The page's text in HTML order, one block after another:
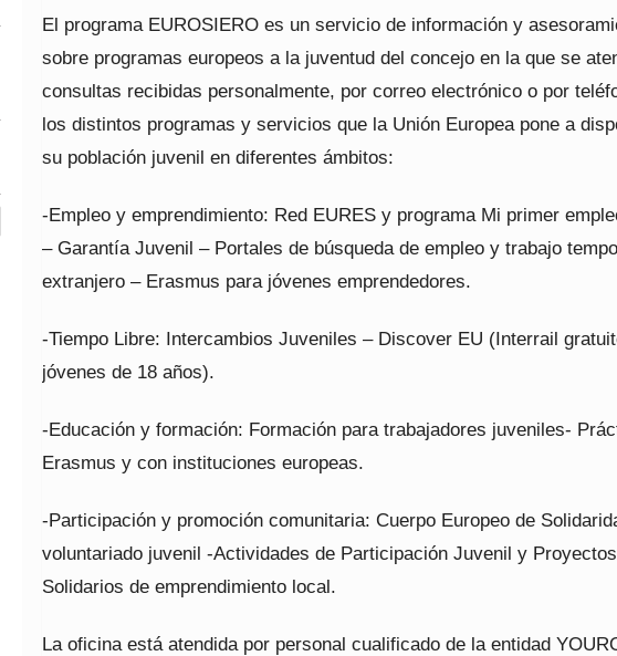
El programa EUROSIERO es un servicio de información y
sobre programas europeos a la juventud del concejo en la que se
consultas recibidas personalmente, por correo electrónico o por
los distintos programas y servicios que la Unión Europea pone a
su población juvenil en diferentes ámbitos:
-Empleo y emprendimiento: Red EURES y programa Mi primer
– Garantía Juvenil – Portales de búsqueda de empleo y trabajo
extranjero – Erasmus para jóvenes emprendedores.
-Tiempo Libre: Intercambios Juveniles – Discover EU (Interrail
jóvenes de 18 años).
-Educación y formación: Formación para trabajadores juveniles-
Erasmus y con instituciones europeas.
-Participación y promoción comunitaria: Cuerpo Europeo de
voluntariado juvenil -Actividades de Participación Juvenil y Proyectos
Solidarios de emprendimiento local.
La oficina está atendida por personal cualificado de la entidad